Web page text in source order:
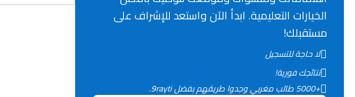
الخيارات التعليمية. ابدأ الآن واستعد للإشراف على
مستقبلك!
لا حاجة للتسجيل
نتائجك فورية!
+5000 طالب مغربي وجدوا طريقهم بفضل 9rayti.